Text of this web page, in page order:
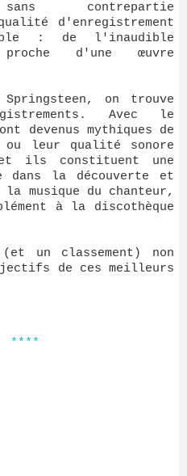
sans contrepartie
d'enregistrement
: de l'inaudible
d'une œuvre
Springsteen, on trouve
Avec le
devenus mythiques de
ou leur qualité sonore
ils constituent une
dans la découverte et
musique du chanteur,
à la discothèque
un classement) non
de ces meilleurs
****